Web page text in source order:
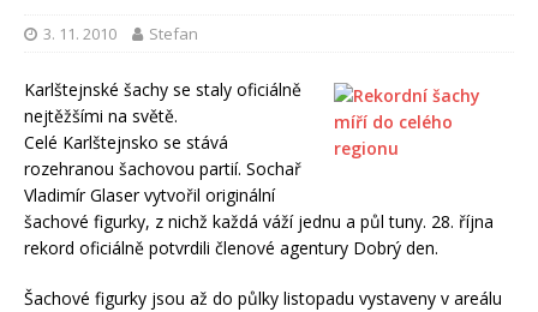
3. 11. 2010 Stefan
Karlštejnské šachy se staly oficiálně
nejtěžšími na světě.
Celé Karlštejnsko se stává
rozehranou šachovou partií. Sochař
Vladimír Glaser vytvořil originální
šachové figurky, z nichž každá váží jednu a půl tuny. 28. října
rekord oficiálně potvrdili členové agentury Dobrý den.
Šachové figurky jsou až do půlky listopadu vystaveny v areálu